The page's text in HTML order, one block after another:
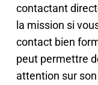
contactant
la mission si
contact bien
peut permettre
attention sur